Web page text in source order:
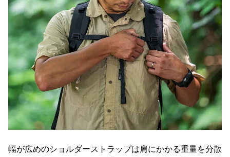
幅が広めのショルダーストラップは肩にかかる重量を分散